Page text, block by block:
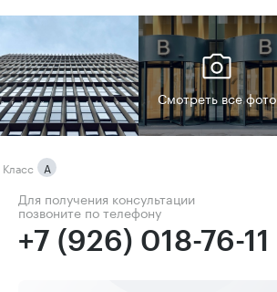
Смотреть все фото
Класс А
Для получения консультации
позвоните по телефону
+7 (926) 018-76-11